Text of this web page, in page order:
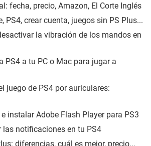
fecha, precio, Amazon, El Corte Inglés
PS4, crear cuenta, juegos sin PS Plus...
la vibración de los mandos en
PS4 a tu PC o Mac para jugar a
juego de PS4 por auriculares:
instalar Adobe Flash Player para PS3
las notificaciones en tu PS4
diferencias, cuál es mejor, precio...